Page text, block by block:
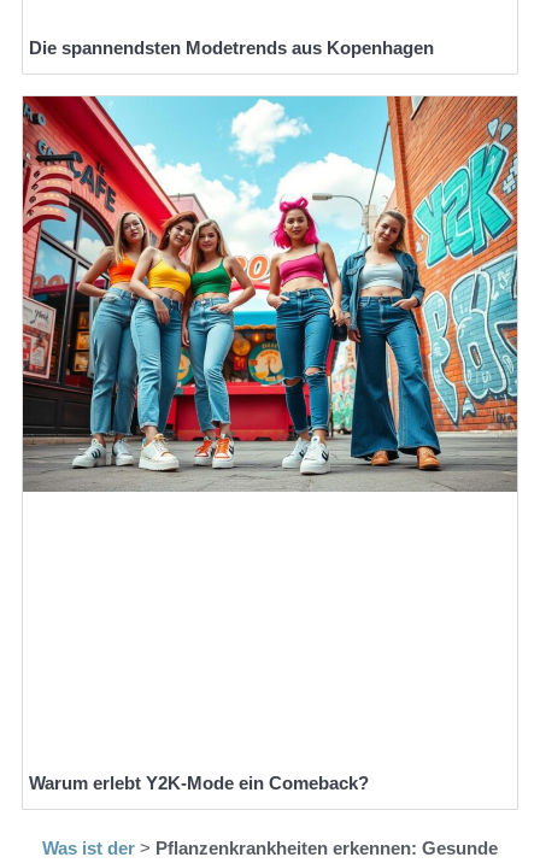
Die spannendsten Modetrends aus Kopenhagen
Warum erlebt Y2K-Mode ein Comeback?
Was ist der > Pflanzenkrankheiten erkennen: Gesunde